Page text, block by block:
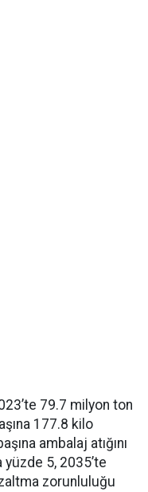
79.7 milyon ton
177.8 kilo
ambalaj atığını
yüzde 5, 2035’te
zorunluluğu